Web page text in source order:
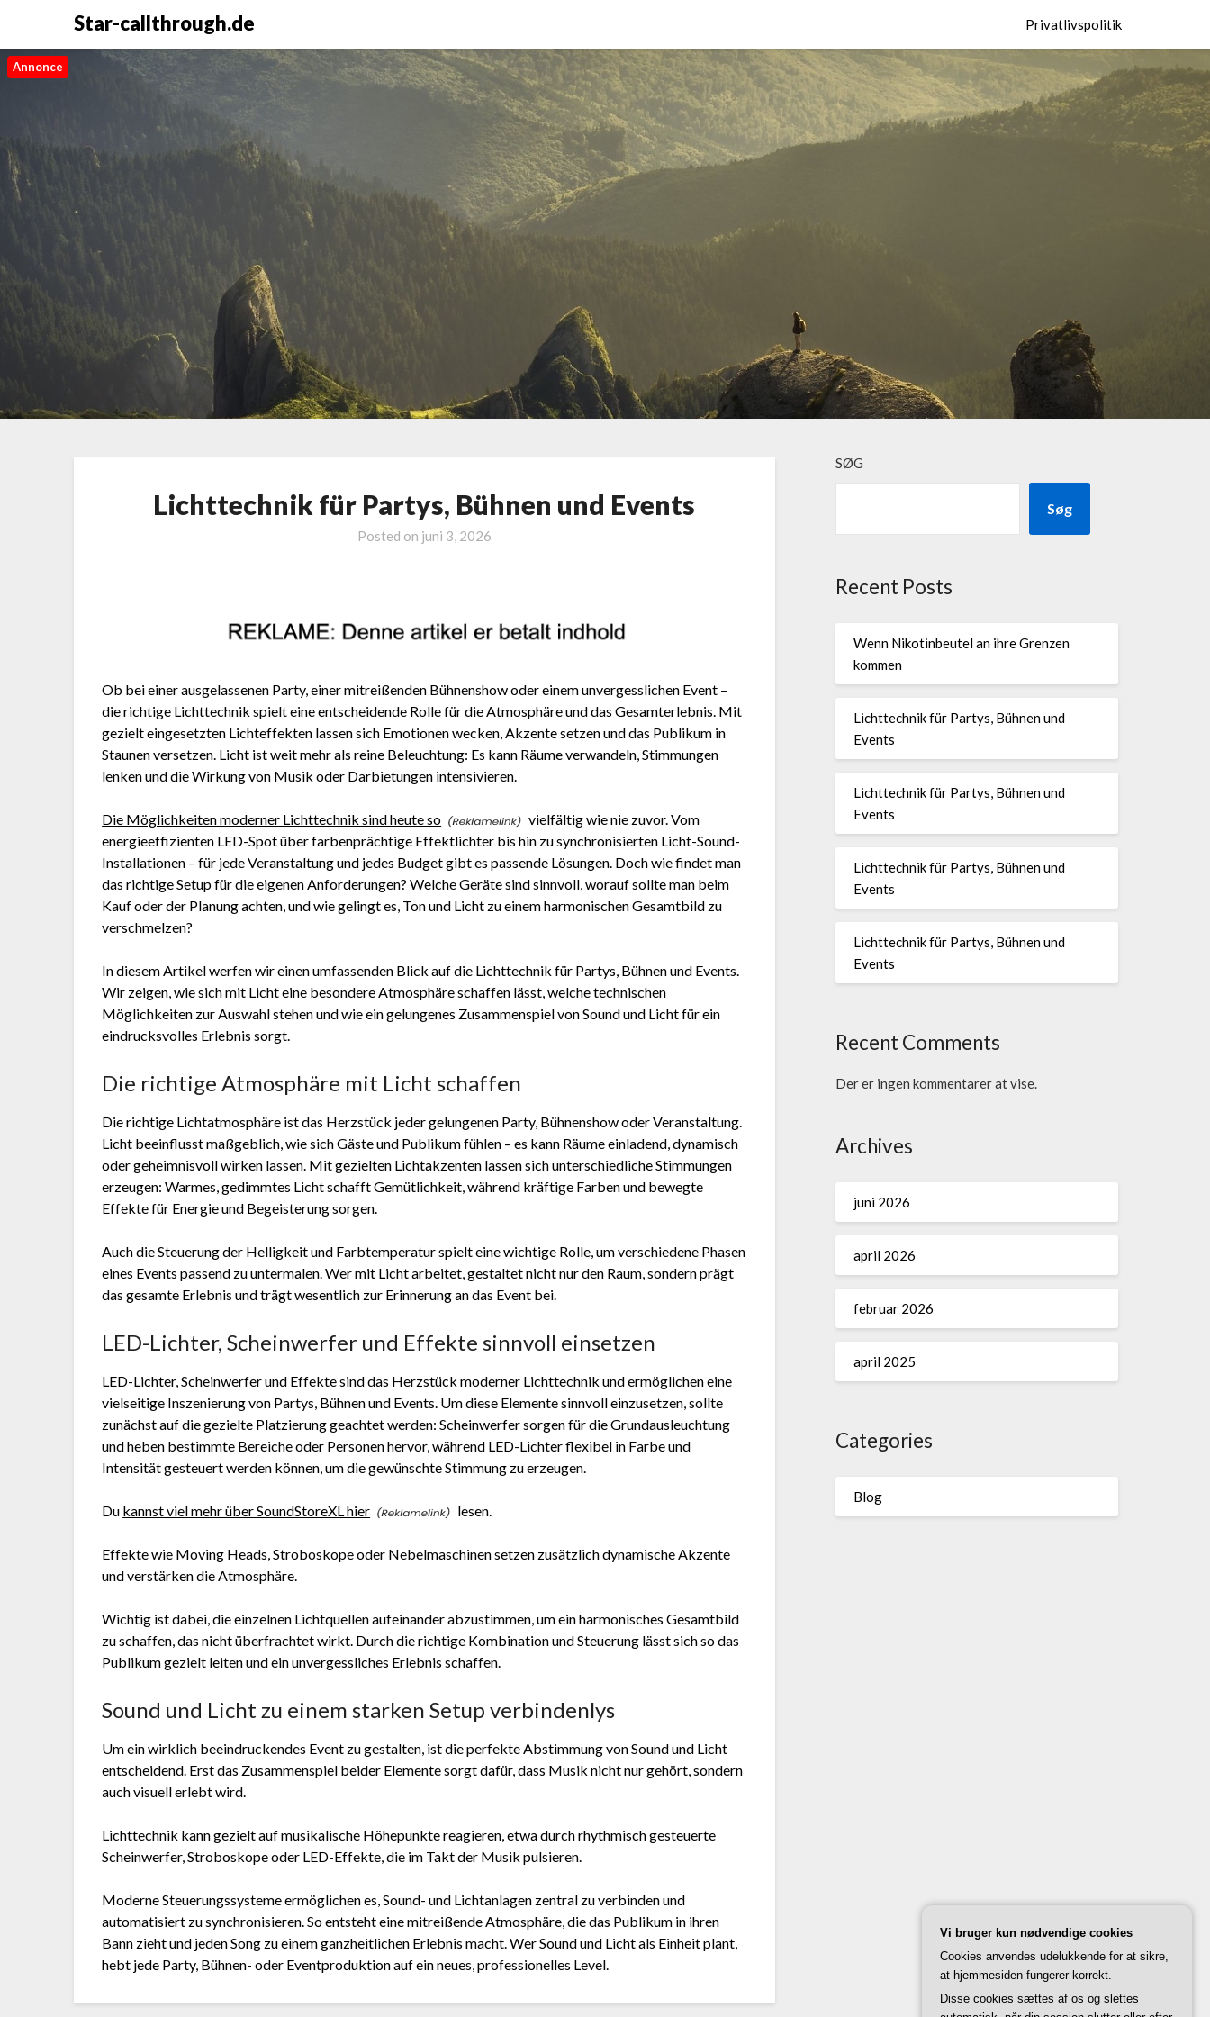
Star-callthrough.de Privatlivspolitik
Annonce
Lichttechnik für Partys, Bühnen und Events
Posted on juni 3, 2026
Ob bei einer ausgelassenen Party, einer mitreißenden Bühnenshow oder einem unvergesslichen Event –
die richtige Lichttechnik spielt eine entscheidende Rolle für die Atmosphäre und das Gesamterlebnis. Mit
gezielt eingesetzten Lichteffekten lassen sich Emotionen wecken, Akzente setzen und das Publikum in
Staunen versetzen. Licht ist weit mehr als reine Beleuchtung: Es kann Räume verwandeln, Stimmungen
lenken und die Wirkung von Musik oder Darbietungen intensivieren.
Die Möglichkeiten moderner Lichttechnik sind heute so
vielfältig wie nie zuvor. Vom
energieeffizienten LED-Spot über farbenprächtige Effektlichter bis hin zu synchronisierten Licht-Sound-
Installationen – für jede Veranstaltung und jedes Budget gibt es passende Lösungen. Doch wie findet man
das richtige Setup für die eigenen Anforderungen? Welche Geräte sind sinnvoll, worauf sollte man beim
Kauf oder der Planung achten, und wie gelingt es, Ton und Licht zu einem harmonischen Gesamtbild zu
verschmelzen?
In diesem Artikel werfen wir einen umfassenden Blick auf die Lichttechnik für Partys, Bühnen und Events.
Wir zeigen, wie sich mit Licht eine besondere Atmosphäre schaffen lässt, welche technischen
Möglichkeiten zur Auswahl stehen und wie ein gelungenes Zusammenspiel von Sound und Licht für ein
eindrucksvolles Erlebnis sorgt.
Die richtige Atmosphäre mit Licht schaffen
Die richtige Lichtatmosphäre ist das Herzstück jeder gelungenen Party, Bühnenshow oder Veranstaltung.
Licht beeinflusst maßgeblich, wie sich Gäste und Publikum fühlen – es kann Räume einladend, dynamisch
oder geheimnisvoll wirken lassen. Mit gezielten Lichtakzenten lassen sich unterschiedliche Stimmungen
erzeugen: Warmes, gedimmtes Licht schafft Gemütlichkeit, während kräftige Farben und bewegte
Effekte für Energie und Begeisterung sorgen.
Auch die Steuerung der Helligkeit und Farbtemperatur spielt eine wichtige Rolle, um verschiedene Phasen
eines Events passend zu untermalen. Wer mit Licht arbeitet, gestaltet nicht nur den Raum, sondern prägt
das gesamte Erlebnis und trägt wesentlich zur Erinnerung an das Event bei.
LED-Lichter, Scheinwerfer und Effekte sinnvoll einsetzen
LED-Lichter, Scheinwerfer und Effekte sind das Herzstück moderner Lichttechnik und ermöglichen eine
vielseitige Inszenierung von Partys, Bühnen und Events. Um diese Elemente sinnvoll einzusetzen, sollte
zunächst auf die gezielte Platzierung geachtet werden: Scheinwerfer sorgen für die Grundausleuchtung
und heben bestimmte Bereiche oder Personen hervor, während LED-Lichter flexibel in Farbe und
Intensität gesteuert werden können, um die gewünschte Stimmung zu erzeugen.
Du kannst viel mehr über SoundStoreXL hier lesen.
Effekte wie Moving Heads, Stroboskope oder Nebelmaschinen setzen zusätzlich dynamische Akzente
und verstärken die Atmosphäre.
Wichtig ist dabei, die einzelnen Lichtquellen aufeinander abzustimmen, um ein harmonisches Gesamtbild
zu schaffen, das nicht überfrachtet wirkt. Durch die richtige Kombination und Steuerung lässt sich so das
Publikum gezielt leiten und ein unvergessliches Erlebnis schaffen.
Sound und Licht zu einem starken Setup verbindenlys
Um ein wirklich beeindruckendes Event zu gestalten, ist die perfekte Abstimmung von Sound und Licht
entscheidend. Erst das Zusammenspiel beider Elemente sorgt dafür, dass Musik nicht nur gehört, sondern
auch visuell erlebt wird.
Lichttechnik kann gezielt auf musikalische Höhepunkte reagieren, etwa durch rhythmisch gesteuerte
Scheinwerfer, Stroboskope oder LED-Effekte, die im Takt der Musik pulsieren.
Moderne Steuerungssysteme ermöglichen es, Sound- und Lichtanlagen zentral zu verbinden und
automatisiert zu synchronisieren. So entsteht eine mitreißende Atmosphäre, die das Publikum in ihren
Bann zieht und jeden Song zu einem ganzheitlichen Erlebnis macht. Wer Sound und Licht als Einheit plant,
hebt jede Party, Bühnen- oder Eventproduktion auf ein neues, professionelles Level.
SØG
Søg
Recent Posts
Wenn Nikotinbeutel an ihre Grenzen
kommen
Lichttechnik für Partys, Bühnen und
Events
Lichttechnik für Partys, Bühnen und
Events
Lichttechnik für Partys, Bühnen und
Events
Lichttechnik für Partys, Bühnen und
Events
Recent Comments
Der er ingen kommentarer at vise.
Archives
juni 2026
april 2026
februar 2026
april 2025
Categories
Blog
Vi bruger kun nødvendige cookies
Cookies anvendes udelukkende for at sikre,
at hjemmesiden fungerer korrekt.
Disse cookies sættes af os og slettes